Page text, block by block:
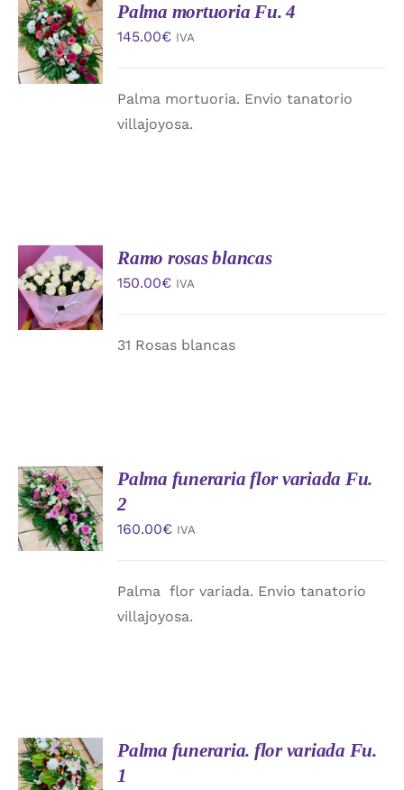
AÑADIR
AL
CARRITO
/
DETALLES
Palma mortuoria Fu. 4
145.00€ IVA
Palma mortuoria. Envio tanatorio
villajoyosa.
AÑADIR
AL
CARRITO
/
DETALLES
Ramo rosas blancas
150.00€ IVA
31 Rosas blancas
AÑADIR
AL
CARRITO
/
DETALLES
Palma funeraria flor variada Fu.
2
160.00€ IVA
Palma flor variada. Envio tanatorio
villajoyosa.
AÑADIR
AL
CARRITO
Palma funeraria. flor variada Fu.
1